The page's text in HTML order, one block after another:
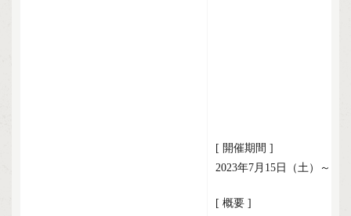
[ 開催期間 ]
2023年7月15日（土）～12
[ 概要 ]